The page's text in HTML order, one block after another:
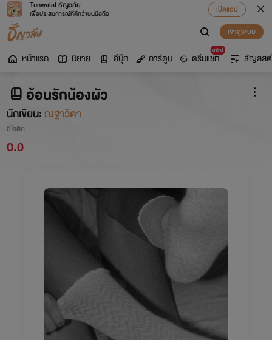
Tunwalai ธัญวลัย
เพื่อประสบการณ์ที่ดีกว่าบนมือถือ
เปิดแอป
เข้าสู่ระบบ
หน้าแรก นิยาย อีบุ๊ก การ์ตูน
มาใหม่
ดรีมแชท ธัญลิสต์
อ้อนรักน้องผัว
นักเขียน:ณฐาวิตา
อีโรติก
0.0